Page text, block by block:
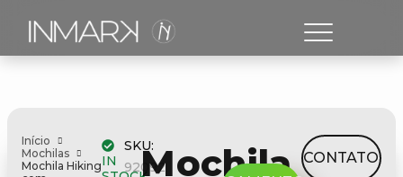
Início
Mochilas
Mochila HikingIN
SKU:
92092
Mochila
CONTATO